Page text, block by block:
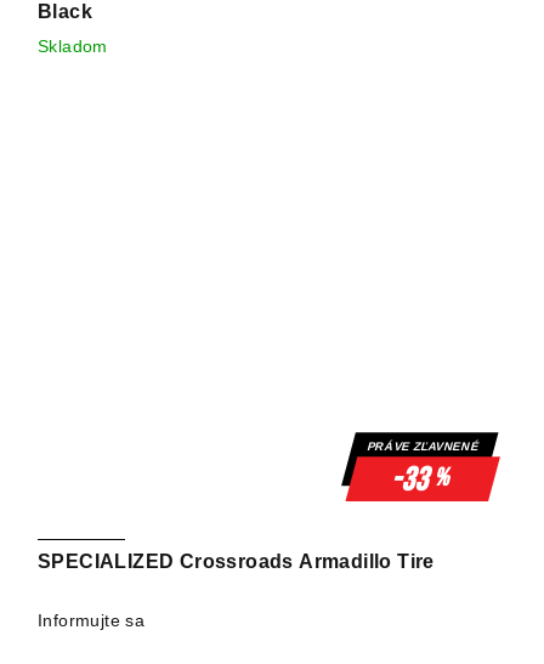
Black
Skladom
PRÁVE ZĽAVNENÉ
-33%
SPECIALIZED Crossroads Armadillo Tire
Informujte sa